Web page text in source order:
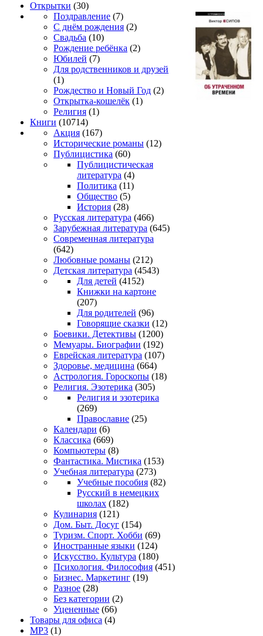
Открытки (30)
Поздравление (7)
С днём рождения (2)
Свадьба (10)
Рождение ребёнка (2)
Юбилей (7)
Для родственников и друзей
(1)
Рождество и Новый Год (2)
Открытка-кошелёк (1)
Религия (1)
Книги (10714)
Акция (167)
Исторические романы (12)
Публицистика (60)
Публицистическая
литература (4)
Политика (11)
Общество (5)
История (28)
Русская литература (466)
Зарубежная литература (645)
Современная литература
(642)
Любовные романы (212)
Детская литература (4543)
Для детей (4152)
Книжки на картоне
(207)
Для родителей (96)
Говорящие сказки (12)
Боевики. Детективы (1200)
Мемуары. Биографии (192)
Еврейская литература (107)
Здоровье, медицина (664)
Астрология. Гороскопы (18)
Религия. Эзотерика (305)
Религия и эзотерика
(269)
Православие (25)
Календари (6)
Классика (669)
Компьютеры (8)
Фантастика. Мистика (153)
Учебная литература (273)
Учебные пособия (82)
Русский в немецких
школах (182)
Кулинария (121)
Дом. Быт. Досуг (154)
Туризм. Спорт. Хобби (69)
Иностранные языки (124)
Искусство. Культура (180)
Психология. Философия (451)
Бизнес. Маркетинг (19)
Разное (28)
Без категории (2)
Уцененные (66)
Товары для офиса (4)
MP3 (1)